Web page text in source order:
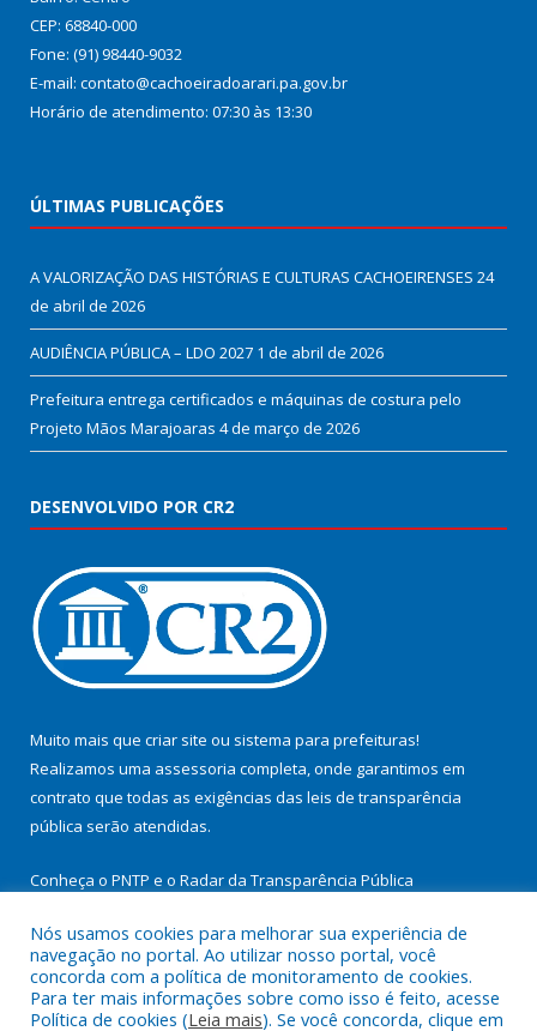
CEP: 68840-000
Fone: (91) 98440-9032
E-mail: contato@cachoeiradoarari.pa.gov.br
Horário de atendimento: 07:30 às 13:30
ÚLTIMAS PUBLICAÇÕES
A VALORIZAÇÃO DAS HISTÓRIAS E CULTURAS CACHOEIRENSES 24
de abril de 2026
AUDIÊNCIA PÚBLICA – LDO 2027 1 de abril de 2026
Prefeitura entrega certificados e máquinas de costura pelo
Projeto Mãos Marajoaras 4 de março de 2026
DESENVOLVIDO POR CR2
Muito mais que criar site ou sistema para prefeituras!
Realizamos uma assessoria completa, onde garantimos em
contrato que todas as exigências das leis de transparência
pública serão atendidas.
Conheça o PNTP e o Radar da Transparência Pública
Todos os direitos reservados a Prefeitura Municipal de
Nós usamos cookies para melhorar sua experiência de
navegação no portal. Ao utilizar nosso portal, você
concorda com a política de monitoramento de cookies.
Para ter mais informações sobre como isso é feito, acesse
Política de cookies (Leia mais). Se você concorda, clique em